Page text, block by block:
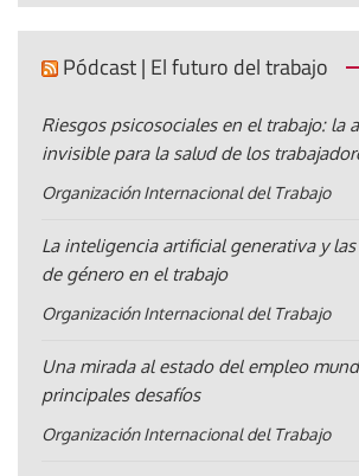
Pódcast | El futuro del trabajo
Riesgos psicosociales en el trabajo: la
invisible para la salud de los
Organización Internacional del Trabajo
La inteligencia artificial generativa y
de género en el trabajo
Organización Internacional del Trabajo
Una mirada al estado del empleo
principales desafíos
Organización Internacional del Trabajo